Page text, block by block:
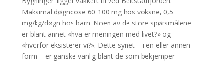
Maksimal døgndose 60-100 mg hos voksne, 0,5
mg/kg/døgn hos barn. Noen av de store spørsmålene
er blant annet «hva er meningen med livet?» og
«hvorfor eksisterer vi?». Dette synet – i en eller annen
form – er ganske vanlig blant de som bekjemper